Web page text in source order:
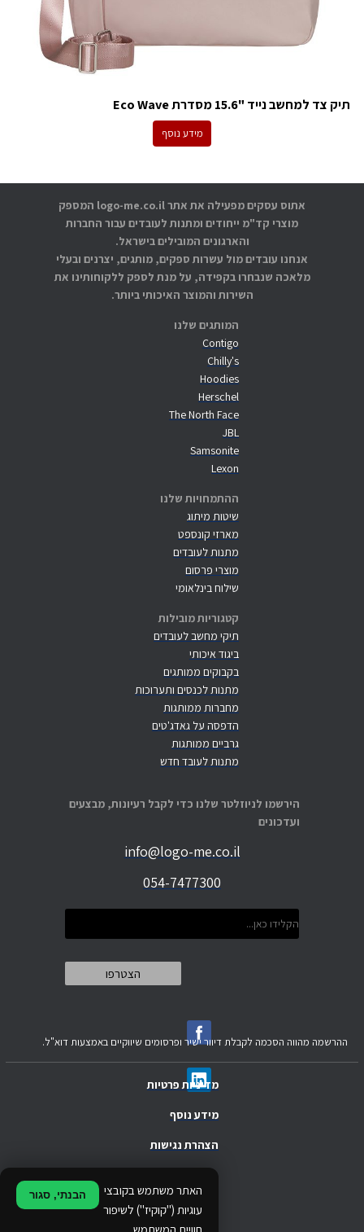
תיק צד למחשב נייד "15.6 מסדרת Eco Wave
מידע נוסף
המותגים שלנו
Contigo
Chilly's
Hoodies
Herschel
The North Face
JBL
Samsonite
Lexon
ההתמחויות שלנו
שיטות מיתוג
מארזי קונספט
מתנות לעובדים
מוצרי פרסום
שילוח בינלאומי
קטגוריות מובילות
תיקי מחשב לעובדים
ביגוד איכותי
בקבוקים ממותגים
מתנות לכנסים ותערוכות
מחברות ממותגות
הדפסה על גאדג'טים
גרביים ממותגות
מתנות לעובד חדש
אתוס עסקים מפעילה את אתר logo-me.co.il המספק
מוצרי קד"מ ייחודים ומתנות לעובדים עבור החברות
והארגונים המובילים בישראל.
אנחנו עובדים מול עשרות ספקים, מותגים, יצרנים ובעלי
מלאכה שנבחרו בקפידה, על מנת לספק ללקוחותינו את
השירות והמוצר האיכותי ביותר.
הירשמו לניוזלטר שלנו כדי לקבל רעיונות, מבצעים
ועדכונים
info@logo-me.co.il
054-7477300
מדיניות פרטיות
האתר משתמש בקובצי
עוגיות ("קוקיז") לשיפור
הבנתי, סגור
מידע נוסף
הצהרת נגישות
ההרשמה מהווה הסכמה לקבלת דיוור ישיר ופרסומים שיווקיים באמצעות דוא"ל.